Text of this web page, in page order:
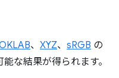
、 XYZ、 sRGB の
な結果が得られます。